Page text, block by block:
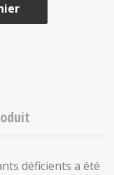
déficients a été